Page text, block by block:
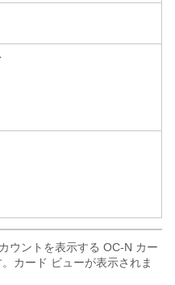
ウントを表示する OC-N カー
カード ビューが表示されま